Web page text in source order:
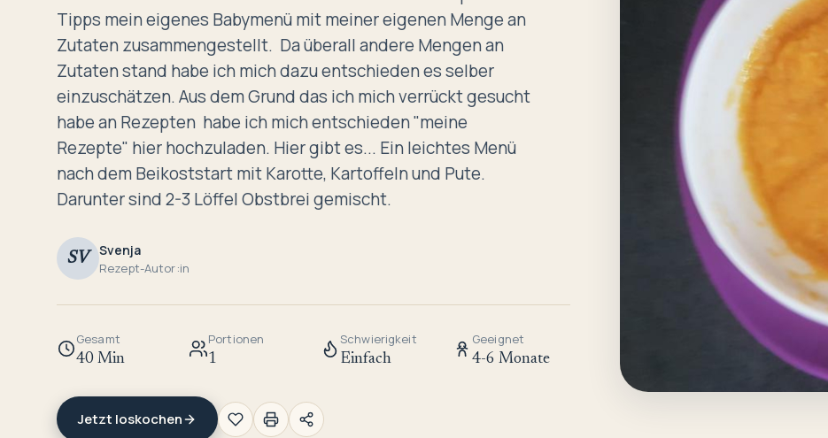
Tipps mein eigenes Babymenü mit meiner eigenen Menge an
Zutaten zusammengestellt. Da überall andere Mengen an
Zutaten stand habe ich mich dazu entschieden es selber
einzuschätzen. Aus dem Grund das ich mich verrückt gesucht
habe an Rezepten habe ich mich entschieden "meine
Rezepte" hier hochzuladen. Hier gibt es... Ein leichtes Menü
nach dem Beikoststart mit Karotte, Kartoffeln und Pute.
Darunter sind 2-3 Löffel Obstbrei gemischt.
SV Svenja
Rezept-Autor:in
Gesamt
40 Min
Portionen
1
Schwierigkeit
Einfach
Geeignet
4-6 Monate
Jetzt loskochen